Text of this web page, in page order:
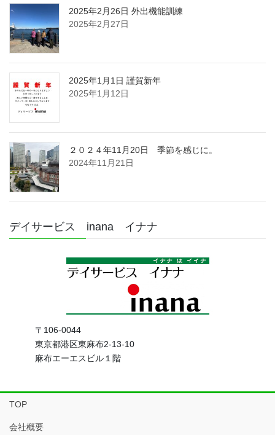
2025年2月26日 外出機能訓練
2025年2月27日
2025年1月1日 謹賀新年
2025年1月12日
２０２４年11月20日 季節を感じに。
2024年11月21日
デイサービス inana イナナ
〒106-0044
東京都港区東麻布2-13-10
麻布エーエスビル１階
TOP
会社概要